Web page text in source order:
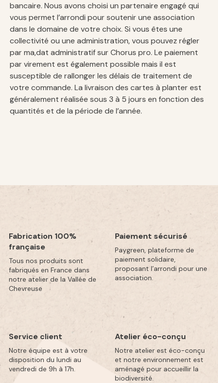
bancaire. Nous avons choisi un partenaire engagé qui
vous permet l’arrondi pour soutenir une association
dans le domaine de votre choix. Si vous êtes une
collectivité ou une administration, vous pouvez régler
par ma,dat administratif sur Chorus pro. Le paiement
par virement est également possible mais il est
susceptible de rallonger les délais de traitement de
votre commande. La livraison des cartes à planter est
généralement réalisée sous 3 à 5 jours en fonction des
quantités et de la période de l’année.
Fabrication 100%
française
Tous nos produits sont
fabriqués en France dans
notre atelier de la Vallée de
Chevreuse
Paiement sécurisé
Paygreen, plateforme de
paiement solidaire,
proposant l’arrondi pour une
association.
Service client
Notre équipe est à votre
disposition du lundi au
vendredi de 9h à 17h.
Atelier éco-conçu
Notre atelier est éco-conçu
et notre environnement est
aménagé pour accueillir la
biodiversité.